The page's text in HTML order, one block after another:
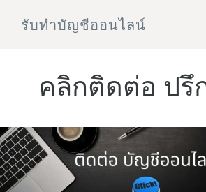
รับทําบัญชีออนไลน์
คลิกติดต่อ ปรึ